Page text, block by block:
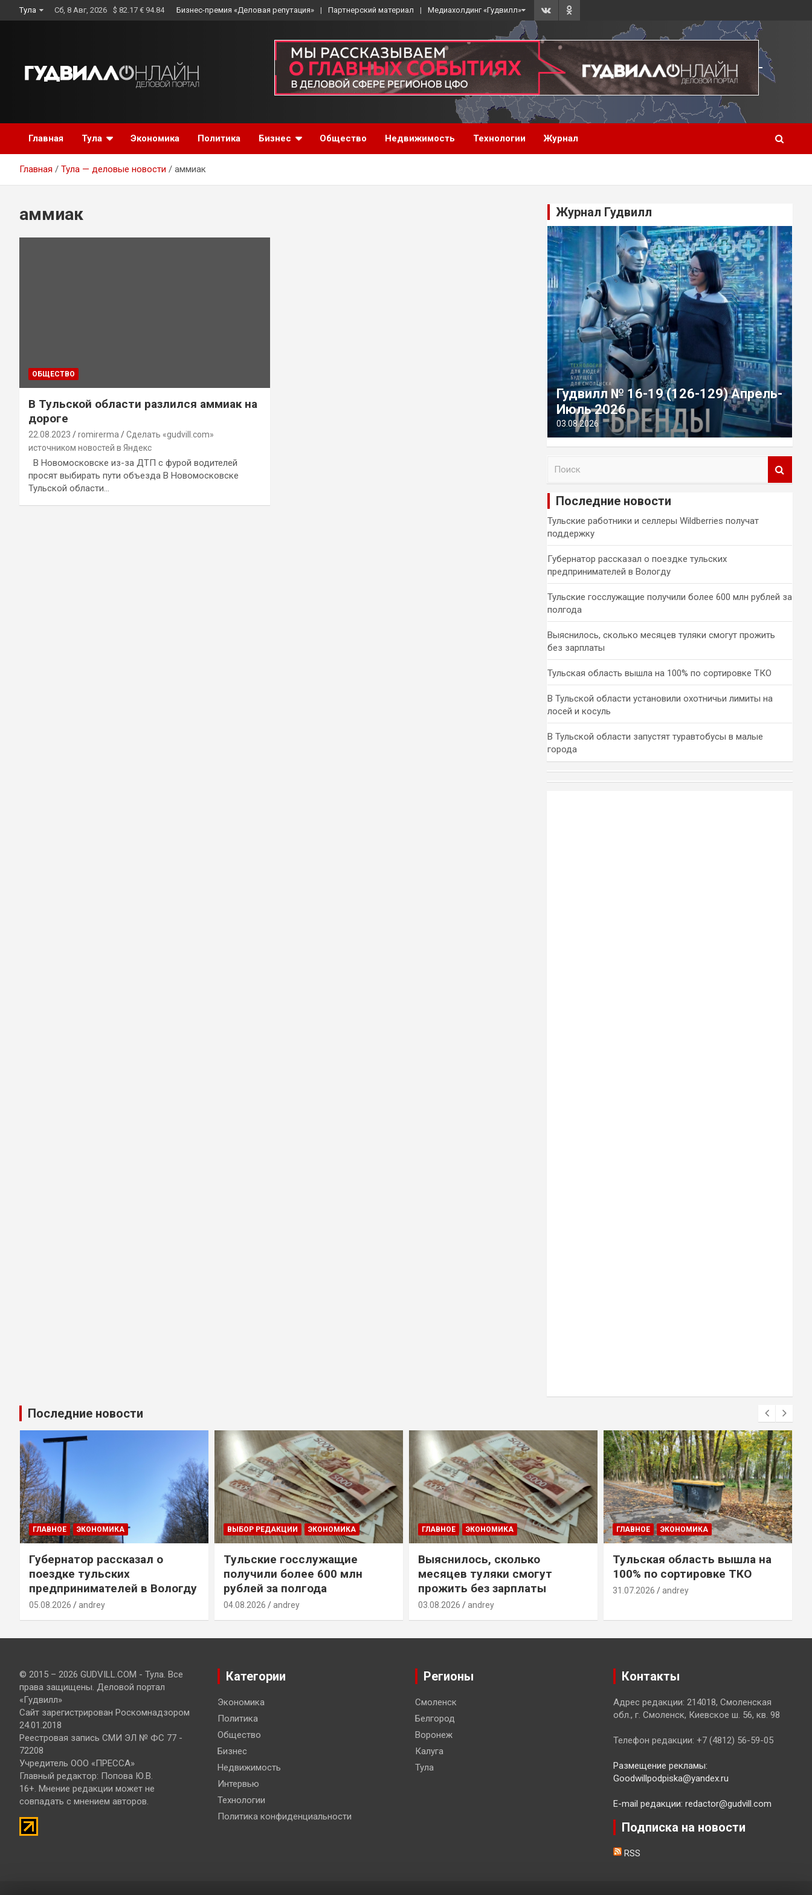
to
Тула Сб, 8 Авг, 2026 $ 82.17 € 94.84 Бизнес-премия «Деловая репутация» Партнерский материал Медиахолдинг «Гудвилл»
Главная Тула Экономика Политика Бизнес Общество Недвижимость Технологии Журнал
Главная Тула — деловые новости аммиак
аммиак
ОБЩЕСТВО
В Тульской области разлился аммиак на
дороге
22.08.2023 romirerma
Сделать «gudvill.com»
источником новостей в Яндекс
В Новомосковске из-за ДТП с фурой водителей
просят выбирать пути объезда В Новомосковске
Тульской области…
Журнал Гудвилл
Гудвилл № 16-19 (126-129) Апрель-
Июль 2026
03.08.2026
и
Последние новости
Тульские работники и селлеры Wildberries получат
поддержку
Губернатор рассказал о поездке тульских
предпринимателей в Вологду
Тульские госслужащие получили более 600 млн рублей за
полгода
Выяснилось, сколько месяцев туляки смогут прожить
без зарплаты
Тульская область вышла на 100% по сортировке ТКО
В Тульской области установили охотничьи лимиты на
лосей и косуль
В Тульской области запустят туравтобусы в малые
города
Последние новости
ГЛАВНОЕ ЭКОНОМИКА
Губернатор рассказал о
поездке тульских
предпринимателей в Вологду
05.08.2026 andrey
ВЫБОР РЕДАКЦИИ ЭКОНОМИКА
Тульские госслужащие
получили более 600 млн
рублей за полгода
04.08.2026 andrey
ГЛАВНОЕ ЭКОНОМИКА
Выяснилось, сколько
месяцев туляки смогут
прожить без зарплаты
03.08.2026 andrey
ГЛАВНОЕ ЭКОНОМИКА
Тульская область вышла на
100% по сортировке ТКО
31.07.2026 andrey
© 2015 – 2026 GUDVILL.COM - Тула. Все
права защищены. Деловой портал
«Гудвилл»
Сайт зарегистрирован Роскомнадзором
24.01.2018
Реестровая запись СМИ ЭЛ № ФС 77 -
72208
Учредитель ООО «ПРЕССА»
Главный редактор: Попова Ю.В.
16+. Мнение редакции может не
совпадать с мнением авторов.
Категории
Экономика
Политика
Общество
Бизнес
Недвижимость
Интервью
Технологии
Политика конфиденциальности
Регионы
Смоленск
Белгород
Воронеж
Калуга
Тула
Контакты
Адрес редакции: 214018, Смоленская
обл., г. Смоленск, Киевское ш. 56, кв. 98
Телефон редакции: +7 (4812) 56-59-05
Размещение рекламы:
Goodwillpodpiska@yandex.ru
E-mail редакции: redactor@gudvill.com
Подписка на новости
RSS